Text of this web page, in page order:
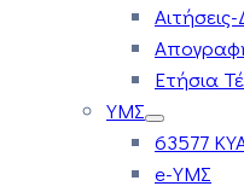
Ετήσια
ΥΜΣ
63577
e-ΥΜΣ